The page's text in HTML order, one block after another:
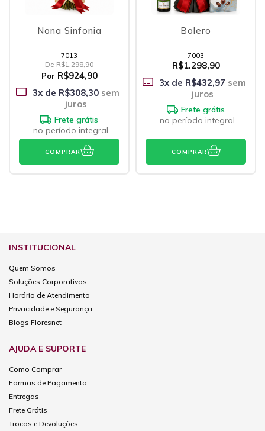
Nona Sinfonia
7013
De R$1.298,90
Por R$924,90
3x de R$308,30sem
juros
Frete grátis
no período integral
COMPRAR
Bolero
7003
R$1.298,90
3x de R$432,97 sem
juros
Frete grátis
no período integral
COMPRAR
INSTITUCIONAL
Quem Somos
Soluções Corporativas
Horário de Atendimento
Privacidade e Segurança
Blogs Floresnet
AJUDA E SUPORTE
Como Comprar
Formas de Pagamento
Entregas
Frete Grátis
Trocas e Devoluções